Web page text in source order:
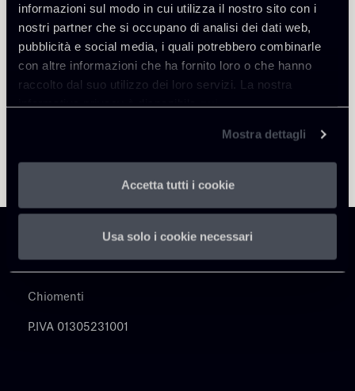
informazioni sul modo in cui utilizza il nostro sito con i
nostri partner che si occupano di analisi dei dati web,
pubblicità e social media, i quali potrebbero combinarle
con altre informazioni che ha fornito loro o che hanno
raccolto dal suo utilizzo dei loro servizi. La nostra
informativa privacy è disponibilequi.
Mostra dettagli
Accetta tutti i cookie
Usa solo i cookie necessari
Chiomenti
P.IVA 01305231001